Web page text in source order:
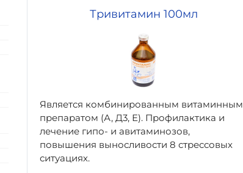
Тривитамин 100мл
Является комбинированным витаминным
препаратом (А, Д3, Е). Профилактика и
лечение гипо- и авитаминозов,
повышения выносливости 8 стрессовых
ситуациях.